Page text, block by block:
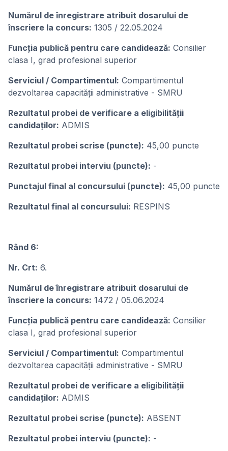
Numărul de înregistrare atribuit dosarului de
înscriere la concurs: 1305 / 22.05.2024
Funcția publică pentru care candidează: Consilier
clasa I, grad profesional superior
Serviciul / Compartimentul: Compartimentul
dezvoltarea capacității administrative - SMRU
Rezultatul probei de verificare a eligibilității
candidaților: ADMIS
Rezultatul probei scrise (puncte): 45,00 puncte
Rezultatul probei interviu (puncte): -
Punctajul final al concursului (puncte): 45,00 puncte
Rezultatul final al concursului: RESPINS
Rând 6:
Nr. Crt: 6.
Numărul de înregistrare atribuit dosarului de
înscriere la concurs: 1472 / 05.06.2024
Funcția publică pentru care candidează: Consilier
clasa I, grad profesional superior
Serviciul / Compartimentul: Compartimentul
dezvoltarea capacității administrative - SMRU
Rezultatul probei de verificare a eligibilității
candidaților: ADMIS
Rezultatul probei scrise (puncte): ABSENT
Rezultatul probei interviu (puncte): -